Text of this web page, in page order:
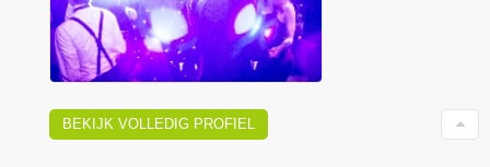
BEKIJK VOLLEDIG PROFIEL